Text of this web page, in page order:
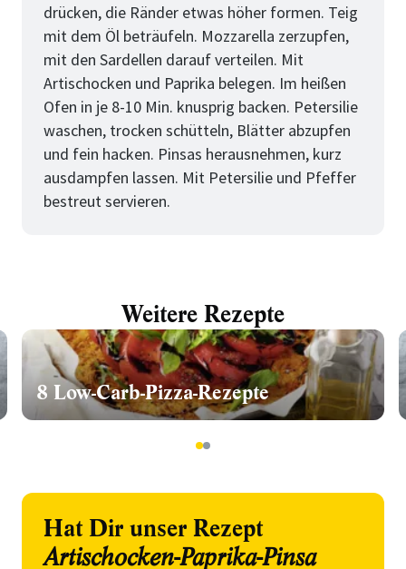
drücken, die Ränder etwas höher formen. Teig
mit dem Öl beträufeln. Mozzarella zerzupfen,
mit den Sardellen darauf verteilen. Mit
Artischocken und Paprika belegen. Im heißen
Ofen in je 8-10 Min. knusprig backen. Petersilie
waschen, trocken schütteln, Blätter abzupfen
und fein hacken. Pinsas herausnehmen, kurz
ausdampfen lassen. Mit Petersilie und Pfeffer
bestreut servieren.
Weitere Rezepte
8 Low-Carb-Pizza-Rezepte
12
Hat Dir unser Rezept
Artischocken-Paprika-Pinsa